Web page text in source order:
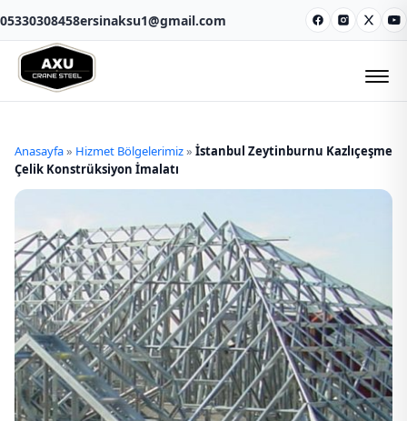
05330308458ersinaksu1@gmail.com Facebook
Instagram
X
Anasayfa» Hizmet Bölgelerimiz» İstanbul Zeytinburnu Kazlıçeşme
Çelik Konstrüksiyon İmalatı